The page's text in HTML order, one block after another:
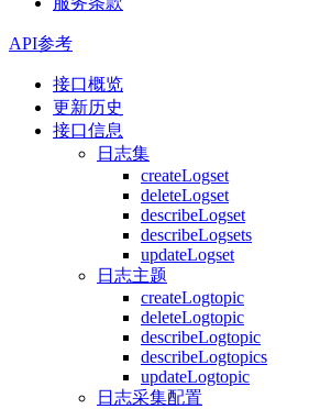
API参考
接口概览
更新历史
接口信息
日志集
createLogset
deleteLogset
describeLogset
describeLogsets
updateLogset
日志主题
createLogtopic
deleteLogtopic
describeLogtopic
describeLogtopics
updateLogtopic
日志采集配置